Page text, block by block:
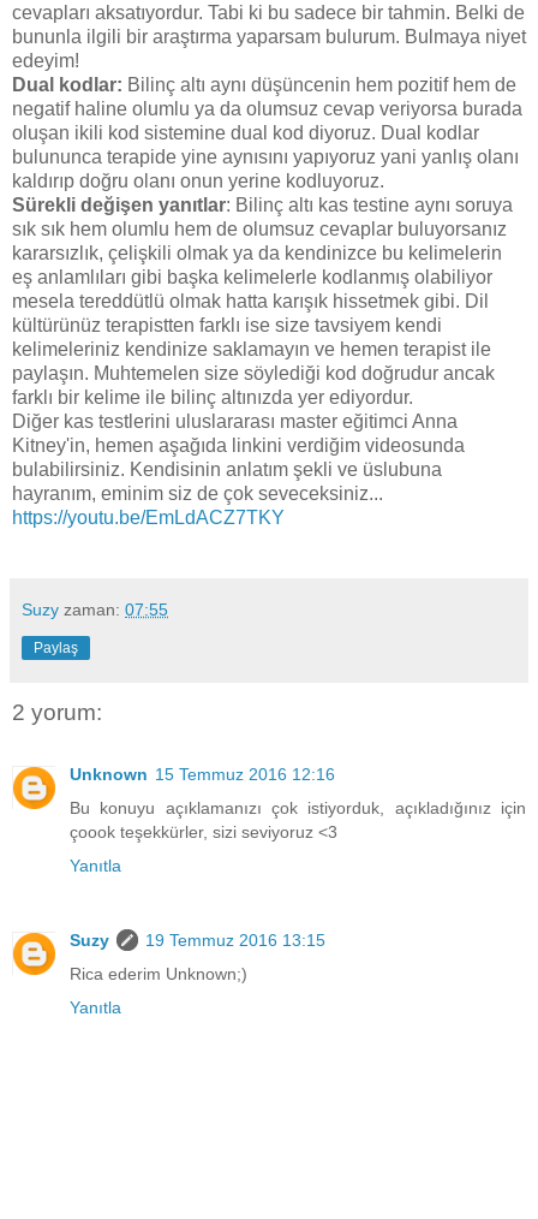
cevapları aksatıyordur. Tabi ki bu sadece bir tahmin. Belki de
bununla ilgili bir araştırma yaparsam bulurum. Bulmaya niyet
edeyim!
Dual kodlar: Bilinç altı aynı düşüncenin hem pozitif hem de
negatif haline olumlu ya da olumsuz cevap veriyorsa burada
oluşan ikili kod sistemine dual kod diyoruz. Dual kodlar
bulununca terapide yine aynısını yapıyoruz yani yanlış olanı
kaldırıp doğru olanı onun yerine kodluyoruz.
Sürekli değişen yanıtlar: Bilinç altı kas testine aynı soruya
sık sık hem olumlu hem de olumsuz cevaplar buluyorsanız
kararsızlık, çelişkili olmak ya da kendinizce bu kelimelerin
eş anlamlıları gibi başka kelimelerle kodlanmış olabiliyor
mesela tereddütlü olmak hatta karışık hissetmek gibi. Dil
kültürünüz terapistten farklı ise size tavsiyem kendi
kelimeleriniz kendinize saklamayın ve hemen terapist ile
paylaşın. Muhtemelen size söylediği kod doğrudur ancak
farklı bir kelime ile bilinç altınızda yer ediyordur.
Diğer kas testlerini uluslararası master eğitimci Anna
Kitney'in, hemen aşağıda linkini verdiğim videosunda
bulabilirsiniz. Kendisinin anlatım şekli ve üslubuna
hayranım, eminim siz de çok seveceksiniz...
https://youtu.be/EmLdACZ7TKY
Suzy zaman: 07:55
Paylaş
2 yorum:
Unknown 15 Temmuz 2016 12:16
Bu konuyu açıklamanızı çok istiyorduk, açıkladığınız için
çoook teşekkürler, sizi seviyoruz <3
Yanıtla
Suzy
19 Temmuz 2016 13:15
Rica ederim Unknown;)
Yanıtla